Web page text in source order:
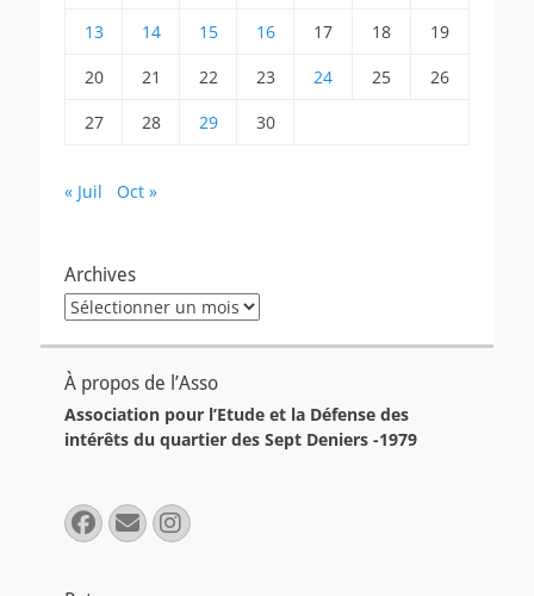
13
14 15 16 17 18
19
20
21 22 23 24 25
26
27
28 29 30
« Juil Oct »
Archives
Archives
À propos de l’Asso
Association pour l’Etude et la Défense des
intérêts du quartier des Sept Deniers -1979
Facebook
E-
mail
Instagram